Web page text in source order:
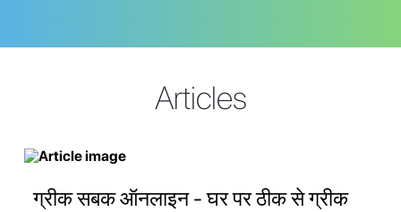
Articles
ग्रीक सबक ऑनलाइन - घर पर ठीक से ग्रीक